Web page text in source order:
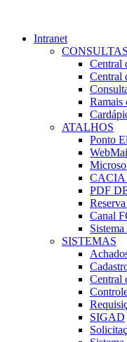
Intranet
CONSULTAS
Central
Central
Ramais
ATALHOS
Ponto
CACIA
PDF
Canal
SISTEMAS
Central
SIGAD